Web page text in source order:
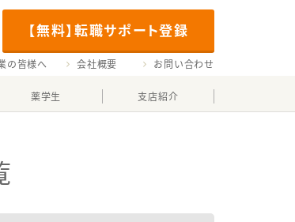
【無料】転職サポート登録
の皆様へ 会社概要 お問い合わせ
薬学生 支店紹介